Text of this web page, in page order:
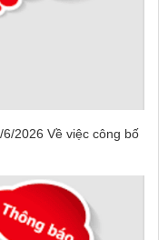
2026 Về việc công bố